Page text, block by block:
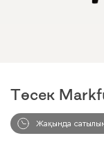
Төсек
Жақында